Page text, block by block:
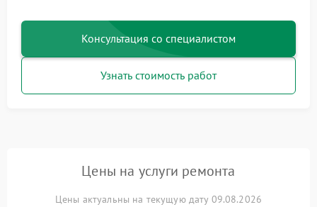
Консультация со специалистом
Узнать стоимость работ
Цены на услуги ремонта
Цены актуальны на текущую дату 09.08.2026